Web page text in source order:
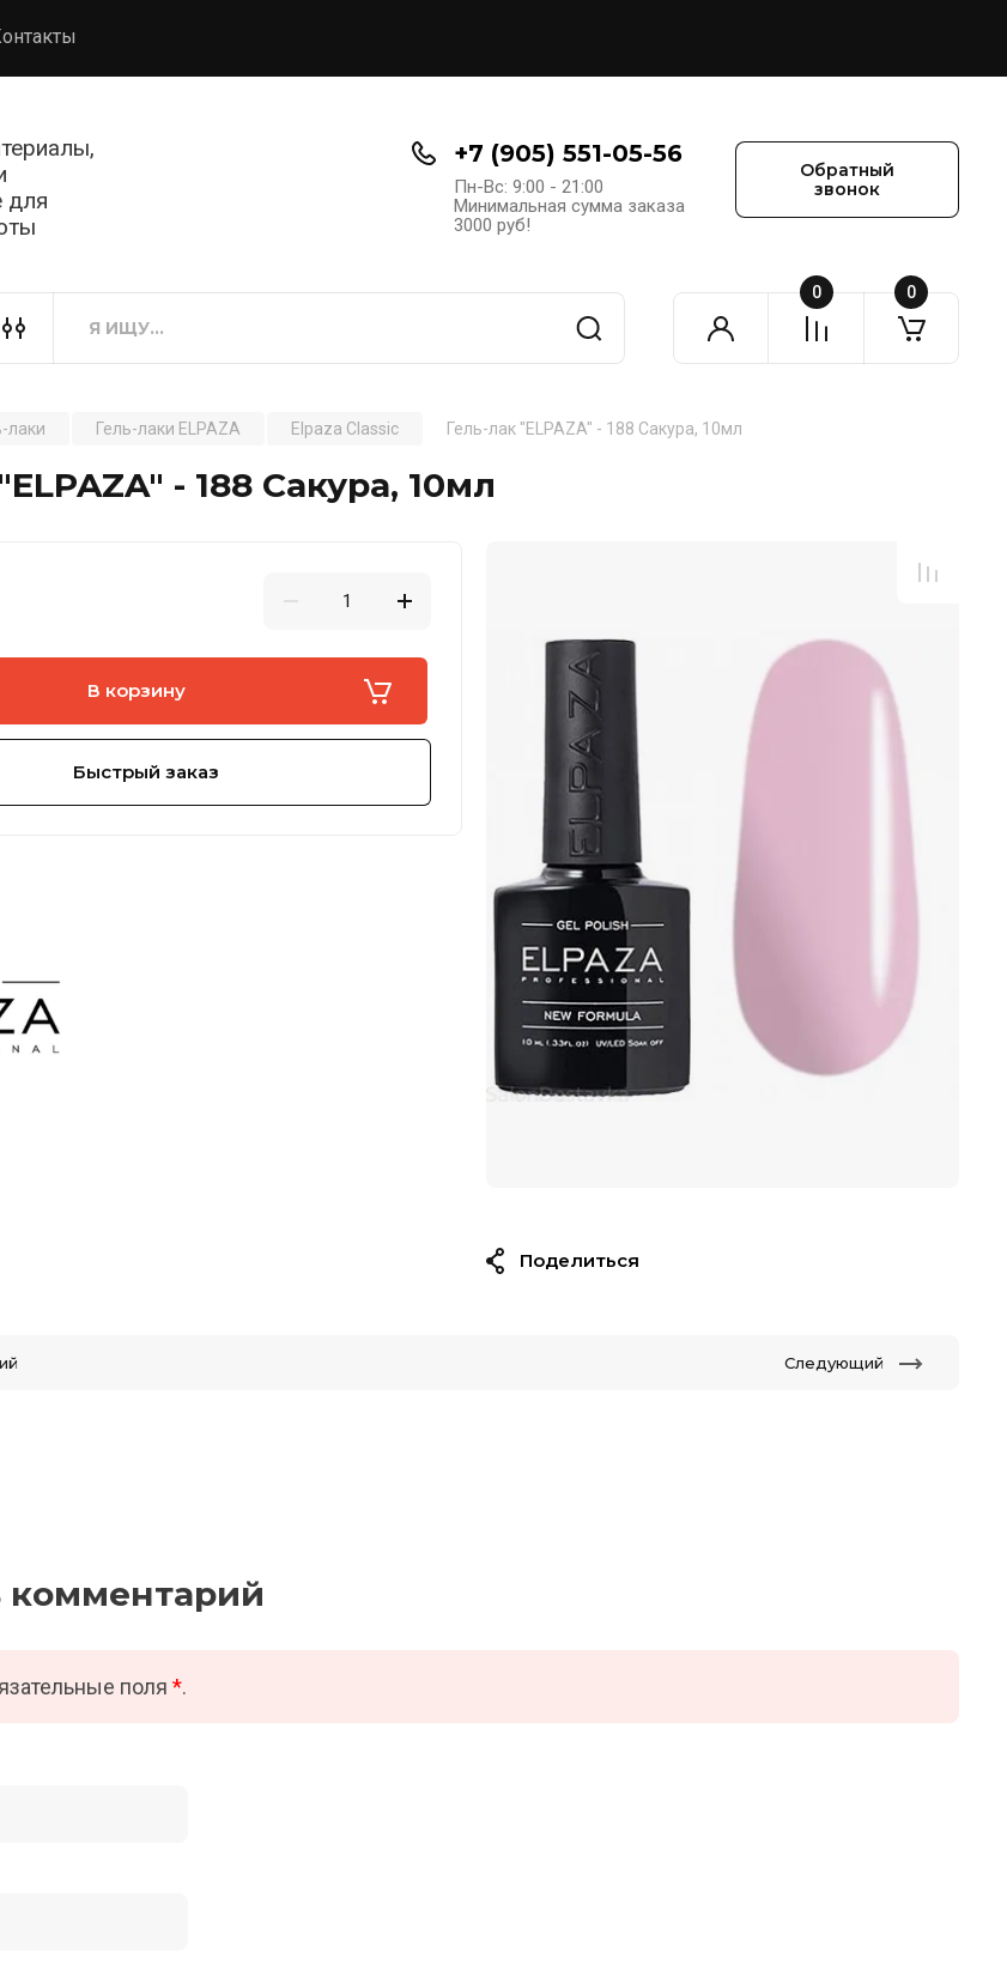
для
+7 (905) 551-05-56
Пн-Вс: 9:00 - 21:00
Минимальная сумма заказа
3000 руб!
Обратный
звонок
0 0
лаки Гель-лаки ELPAZA Elpaza Classic Гель-лак "ELPAZA" - 188 Сакура, 10мл
- 188 Сакура, 10мл
В корзину
Быстрый заказ
Поделиться
Следующий
комментарий
поля *.